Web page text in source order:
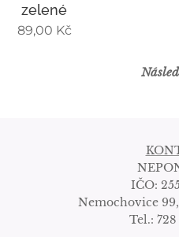
zelené
89,00 Kč
IČO:
Nemochovice
Tel.: